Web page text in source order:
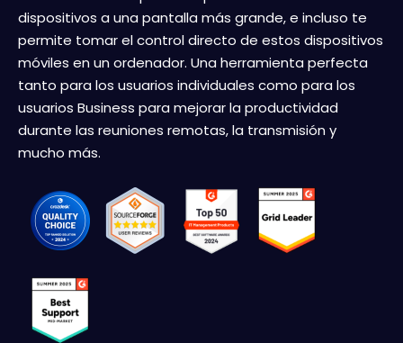
dispositivos a una pantalla más grande, e incluso te
permite tomar el control directo de estos dispositivos
móviles en un ordenador. Una herramienta perfecta
tanto para los usuarios individuales como para los
usuarios Business para mejorar la productividad
durante las reuniones remotas, la transmisión y
mucho más.